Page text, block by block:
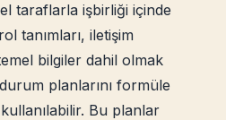
taraflarla işbirliği içinde
tanımları, iletişim
bilgiler dahil olmak
planlarını formüle
Bu planlar